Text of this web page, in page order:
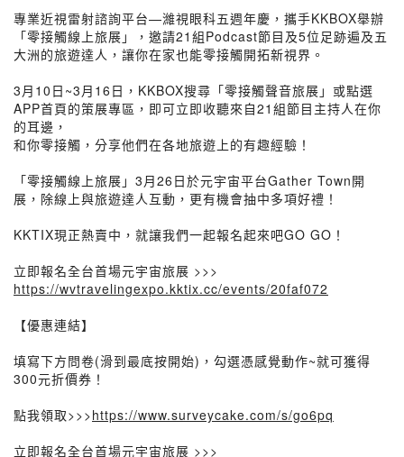
專業近視雷射諮詢平台—濰視眼科五週年慶，攜手KKBOX舉辦
「零接觸線上旅展」，邀請21組Podcast節目及5位足跡遍及五
大洲的旅遊達人，讓你在家也能零接觸開拓新視界。
3月10日~3月16日，KKBOX搜尋「零接觸聲音旅展」或點選
APP首頁的策展專區，即可立即收聽來自21組節目主持人在你
的耳邊，
和你零接觸，分享他們在各地旅遊上的有趣經驗！
「零接觸線上旅展」3月26日於元宇宙平台Gather Town開
展，除線上與旅遊達人互動，更有機會抽中多項好禮！
KKTIX現正熱賣中，就讓我們一起報名起來吧GO GO！
立即報名全台首場元宇宙旅展 >>>
https://wvtravelingexpo.kktix.cc/events/20faf072
【優惠連結】
填寫下方問卷(滑到最底按開始)，勾選憑感覺動作~就可獲得
300元折價券！
點我領取>>>https://www.surveycake.com/s/go6pq
立即報名全台首場元宇宙旅展 >>>